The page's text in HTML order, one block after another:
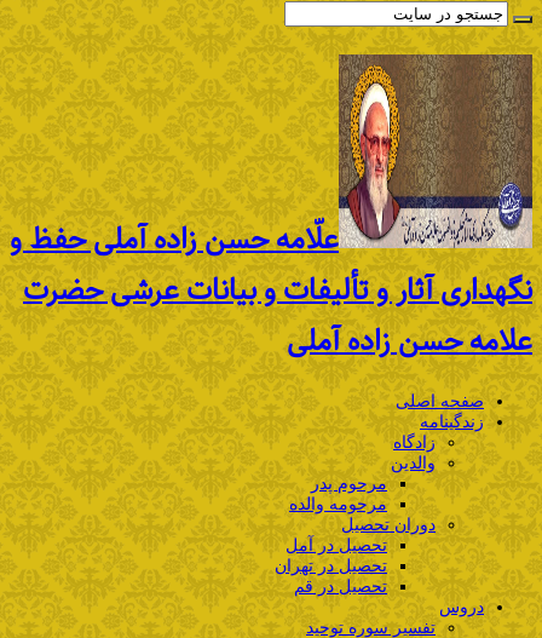
علّامه حسن زاده آملی حفظ و
نگهداری آثار و تألیفات و بیانات عرشی حضرت
علامه حسن زاده آملی
صفحه اصلی
زندگینامه
زادگاه
والدین
مرحوم پدر
مرحومه والده
دوران تحصیل
تحصیل در آمل
تحصیل در تهران
تحصیل در قم
دروس
تفسیر سوره توحید